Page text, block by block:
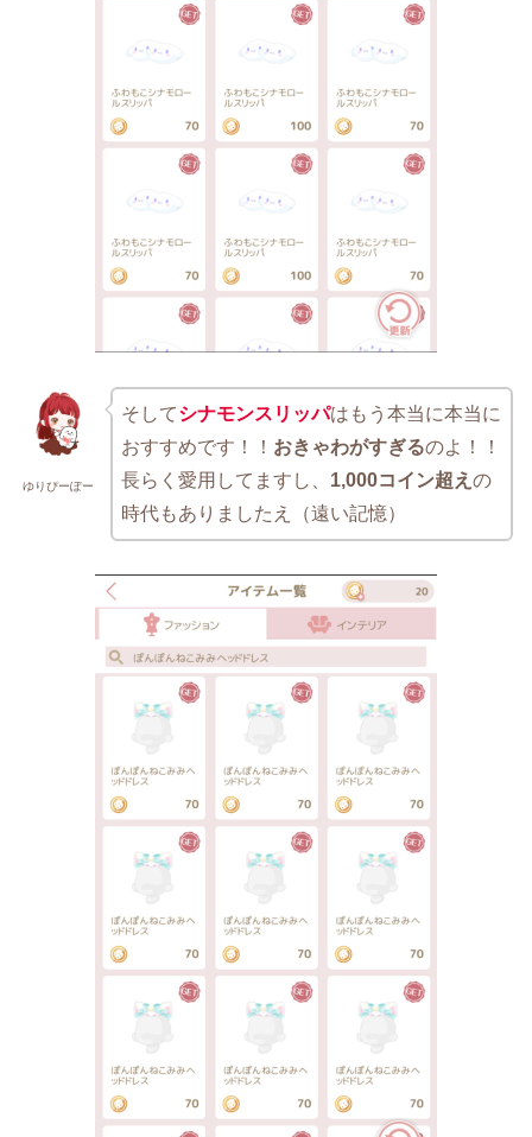
ゆりぴーぽー
そしてシナモンスリッパはもう本当に本当に
おすすめです！！ おきゃわがすぎるのよ！！
長らく愛用してますし、 1,000コイン超え の
時代もありましたえ（遠い記憶）